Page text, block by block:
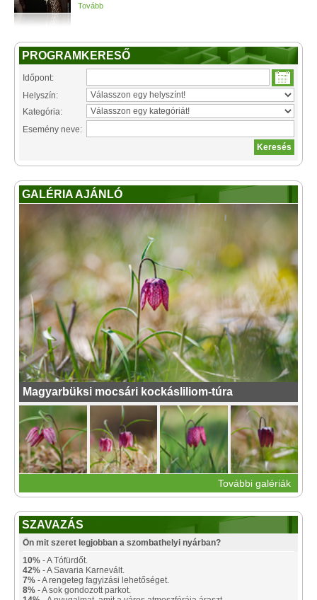
Tovább
PROGRAMKERESŐ
Időpont:
Helyszín:
Kategória:
Esemény neve:
GALÉRIA AJÁNLÓ
Magyarbüksi mocsári kockásliliom-túra
További galériák
SZAVAZÁS
Ön mit szeret legjobban a szombathelyi nyárban?
10% - A Tófürdőt.
42% - A Savaria Karnevált.
7% - A rengeteg fagyizási lehetőséget.
8% - A sok gondozott parkot.